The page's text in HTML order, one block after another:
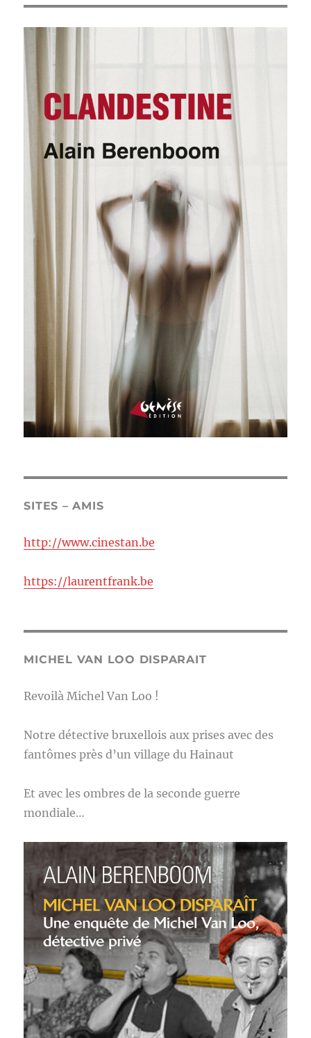
SITES – AMIS
http://www.cinestan.be
https://laurentfrank.be
MICHEL VAN LOO DISPARAIT
Revoilà Michel Van Loo !
Notre détective bruxellois aux prises avec des
fantômes près d’un village du Hainaut
Et avec les ombres de la seconde guerre
mondiale…